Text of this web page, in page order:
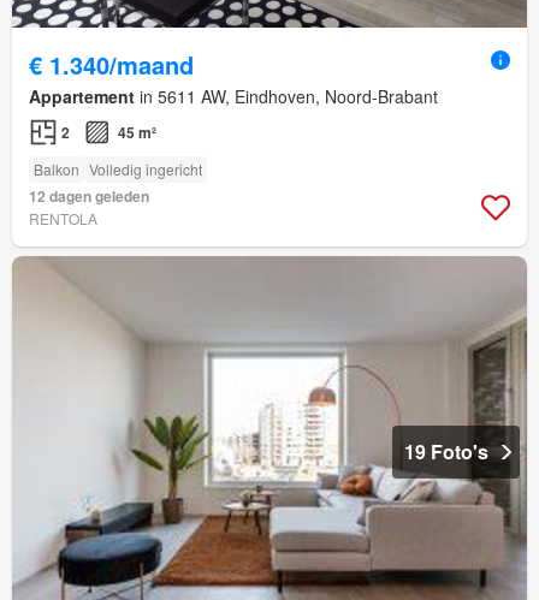
€ 1.340/maand
Appartement in 5611 AW, Eindhoven, Noord-Brabant
2 45 m²
Balkon Volledig ingericht
12 dagen geleden
RENTOLA
19 Foto's